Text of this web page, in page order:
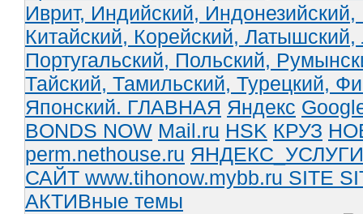
Иврит, Индийский, Индонезийский,
Китайский, Корейский, Латышский,
Португальский, Польский,
Тайский, Тамильский, Турецкий,
Японский. ГЛАВНАЯ Яндекс
BONDS NOW Mail.ru HSK КРУЗ
perm.nethouse.ru ЯНДЕКС_УСЛУГИ
САЙТ www.tihonow.mybb.ru SITE
АКТИВные темы